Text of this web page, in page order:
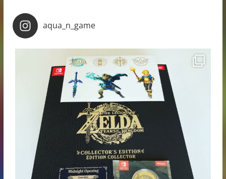
aqua_n_game